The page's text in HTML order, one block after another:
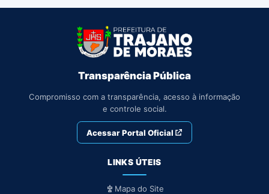
Transparência Pública
Compromisso com a transparência, acesso à informação
e controle social.
Acessar Portal Oficial
LINKS ÚTEIS
Mapa do Site